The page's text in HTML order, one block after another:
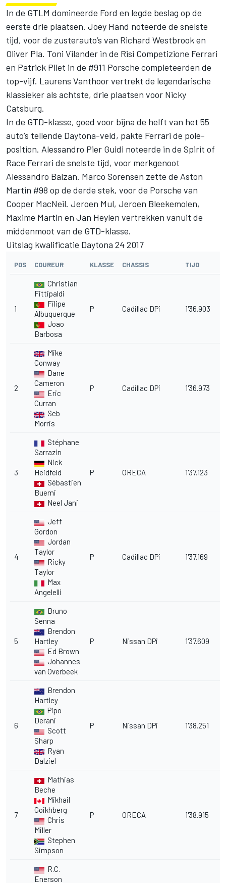
In de GTLM domineerde Ford en legde beslag op de
eerste drie plaatsen. Joey Hand noteerde de snelste
tijd, voor de zusterauto’s van Richard Westbrook en
Oliver Pla. Toni Vilander in de Risi Competizione Ferrari
en Patrick Pilet in de #911 Porsche completeerden de
top-vijf. Laurens Vanthoor vertrekt de legendarische
klassieker als achtste, drie plaatsen voor Nicky
Catsburg.
In de GTD-klasse, goed voor bijna de helft van het 55
auto’s tellende Daytona-veld, pakte Ferrari de pole-
position. Alessandro Pier Guidi noteerde in de Spirit of
Race Ferrari de snelste tijd, voor merkgenoot
Alessandro Balzan. Marco Sorensen zette de Aston
Martin #98 op de derde stek, voor de Porsche van
Cooper MacNeil. Jeroen Mul, Jeroen Bleekemolen,
Maxime Martin en Jan Heylen vertrekken vanuit de
middenmoot van de GTD-klasse.
Uitslag kwalificatie Daytona 24 2017
POS COUREUR KLASSE CHASSIS TIJD
1
Christian
Fittipaldi
Filipe
Albuquerque
Joao
Barbosa
P Cadillac DPi 1'36.903
2
Mike
Conway
Dane
Cameron
Eric
Curran
Seb
Morris
P Cadillac DPi 1'36.973
3
Stéphane
Sarrazin
Nick
Heidfeld
Sébastien
Buemi
Neel Jani
P ORECA 1'37.123
4
Jeff
Gordon
Jordan
Taylor
Ricky
Taylor
Max
Angelelli
P Cadillac DPi 1'37.169
5
Bruno
Senna
Brendon
Hartley
Ed Brown
Johannes
van Overbeek
P Nissan DPi 1'37.609
6
Brendon
Hartley
Pipo
Derani
Scott
Sharp
Ryan
Dalziel
P Nissan DPi 1'38.251
7
Mathias
Beche
Mikhail
Goikhberg
Chris
Miller
Stephen
Simpson
P ORECA 1'38.915
R.C.
Enerson